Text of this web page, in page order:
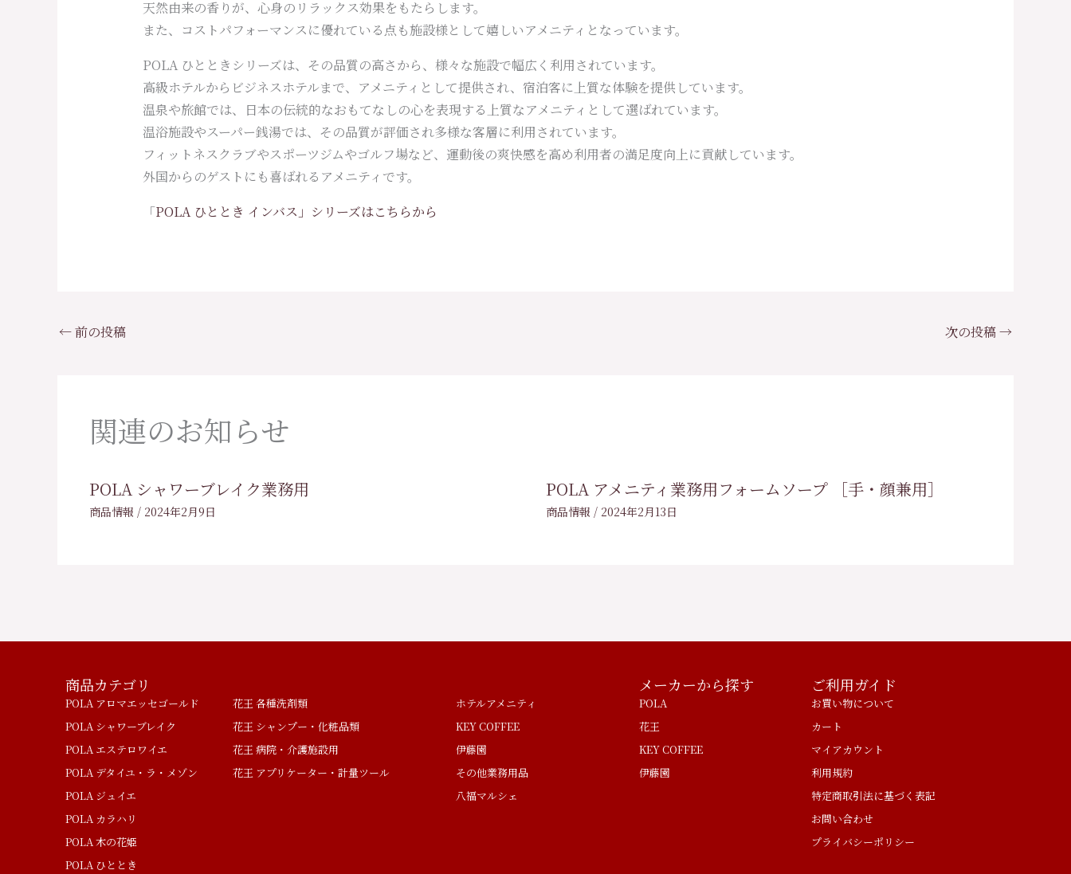
天然由来の香りが、心身のリラックス効果をもたらします。
また、コストパフォーマンスに優れている点も施設様として嬉しいアメニティとなっています。
POLA ひとときシリーズは、その品質の高さから、様々な施設で幅広く利用されています。
高級ホテルからビジネスホテルまで、アメニティとして提供され、宿泊客に上質な体験を提供しています。
温泉や旅館では、日本の伝統的なおもてなしの心を表現する上質なアメニティとして選ばれています。
温浴施設やスーパー銭湯では、その品質が評価され多様な客層に利用されています。
フィットネスクラブやスポーツジムやゴルフ場など、運動後の爽快感を高め利用者の満足度向上に貢献しています。
外国からのゲストにも喜ばれるアメニティです。
「POLA ひととき インバス」シリーズはこちらから
←前の投稿 次の投稿→
関連のお知らせ
POLA シャワーブレイク業務用
商品情報 / 2024年2月9日
POLA アメニティ業務用フォームソープ ［手・顔兼用］
商品情報 / 2024年2月13日
商品カテゴリ
POLA アロマエッセゴールド
POLA シャワーブレイク
POLA エステロワイエ
POLA デタイユ・ラ・メゾン
POLA ジュイエ
POLA カラハリ
POLA 木の花姫
POLA ひととき
花王 各種洗剤類
花王 シャンプー・化粧品類
花王 病院・介護施設用
花王 アプリケーター・計量ツール
ホテルアメニティ
KEY COFFEE
伊藤園
その他業務用品
八福マルシェ
メーカーから探す
POLA
花王
KEY COFFEE
伊藤園
ご利用ガイド
お買い物について
カート
マイアカウント
利用規約
特定商取引法に基づく表記
お問い合わせ
プライバシーポリシー